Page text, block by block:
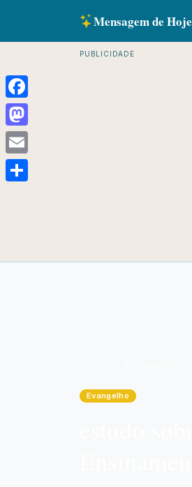
Mensagem de Hoje
PUBLICIDADE
Evangelho
Facebook
Mastodon
Email